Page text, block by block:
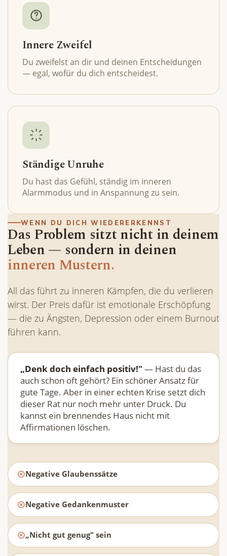
Innere Zweifel
Du zweifelst an dir und deinen Entscheidungen
— egal, wofür du dich entscheidest.
Ständige Unruhe
Du hast das Gefühl, ständig im inneren
Alarmmodus und in Anspannung zu sein.
WENN DU DICH WIEDERERKENNST
Das Problem sitzt nicht in deinem
Leben — sondern in deinen
inneren Mustern.
All das führt zu inneren Kämpfen, die du verlieren
wirst. Der Preis dafür ist emotionale Erschöpfung
— die zu Ängsten, Depression oder einem Burnout
führen kann.
„Denk doch einfach positiv!" — Hast du das
auch schon oft gehört? Ein schöner Ansatz für
gute Tage. Aber in einer echten Krise setzt dich
dieser Rat nur noch mehr unter Druck. Du
kannst ein brennendes Haus nicht mit
Affirmationen löschen.
Negative Glaubenssätze
Negative Gedankenmuster
„Nicht gut genug" sein